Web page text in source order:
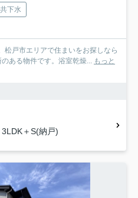
下水
松戸市エリアで住まいをお探しなら
ある物件です。浴室乾燥... もっと
＋S(納戸)